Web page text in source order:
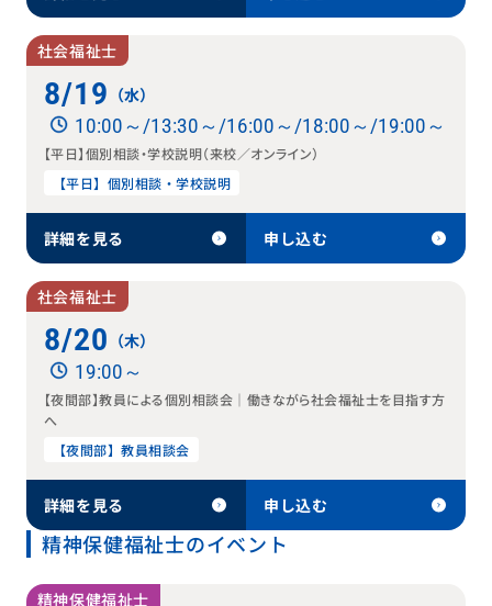
社会福祉士
8/19 （水）
10:00～/13:30～/16:00～/18:00～/19:00～
【平日】個別相談・学校説明（来校／オンライン）
【平日】個別相談・学校説明
詳細を見る 申し込む
社会福祉士
8/20 （木）
19:00～
【夜間部】教員による個別相談会｜働きながら社会福祉士を目指す方
へ
【夜間部】教員相談会
詳細を見る 申し込む
精神保健福祉士のイベント
精神保健福祉士